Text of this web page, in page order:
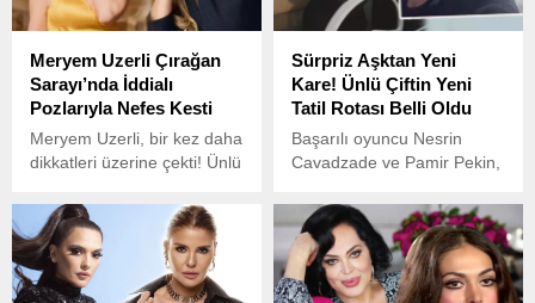
Meryem Uzerli Çırağan
Sarayı’nda İddialı
Pozlarıyla Nefes Kesti
Meryem Uzerli, bir kez daha
dikkatleri üzerine çekti! Ünlü
gerçekleştirdiği çekimle
sosyal medyayı salladı.
Sürpriz Aşktan Yeni
Kare! Ünlü Çiftin Yeni
Tatil Rotası Belli Oldu
Başarılı oyuncu Nesrin
Cavadzade ve Pamir Pekin,
projelerde sık sık paylaşım
yaparak dikkat çekiyorlardı.